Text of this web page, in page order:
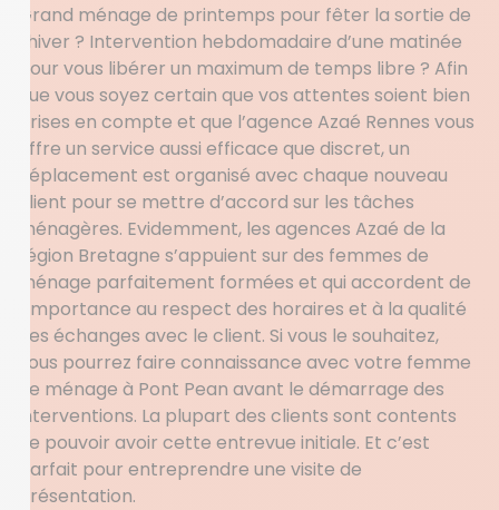
Grand ménage de printemps pour fêter la sortie de
l’hiver ? Intervention hebdomadaire d’une matinée
pour vous libérer un maximum de temps libre ? Afin
que vous soyez certain que vos attentes soient bien
prises en compte et que l’agence Azaé Rennes vous
offre un service aussi efficace que discret, un
déplacement est organisé avec chaque nouveau
client pour se mettre d’accord sur les tâches
ménagères. Evidemment, les agences Azaé de la
région Bretagne s’appuient sur des femmes de
ménage parfaitement formées et qui accordent de
l’importance au respect des horaires et à la qualité
des échanges avec le client. Si vous le souhaitez,
vous pourrez faire connaissance avec votre femme
de ménage à Pont Pean avant le démarrage des
interventions. La plupart des clients sont contents
de pouvoir avoir cette entrevue initiale. Et c’est
parfait pour entreprendre une visite de
présentation.